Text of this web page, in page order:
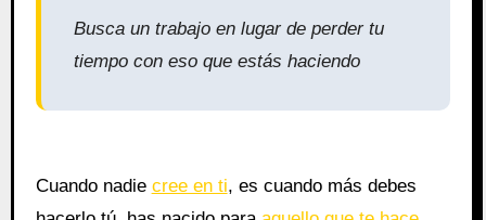
Busca un trabajo en lugar de perder tu
tiempo con eso que estás haciendo
Cuando nadie cree en ti, es cuando más debes